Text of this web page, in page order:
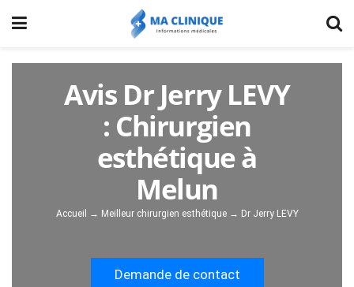
Avis Dr Jerry LEVY
: Chirurgien
esthétique à
Melun
Accueil → Meilleur chirurgien esthétique→ Dr Jerry LEVY
Demande de contact